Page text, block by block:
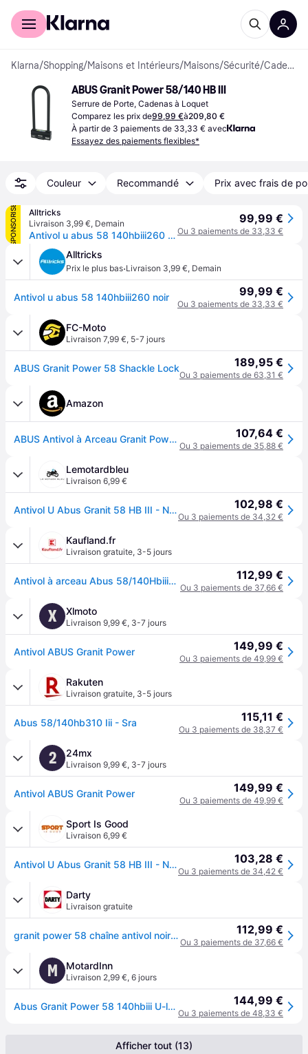
Acheter avec Klarna
Klarna/Shopping/Maisons et Intérieurs/Maisons/Sécurité/ Cadenas
ABUS Granit Power 58/140 HB III
Serrure de Porte, Cadenas à Loquet
Comparez les prix de99,99 €à209,80 €
À partir de 3 paiements de 33,33 € avec
Essayez des paiements flexibles*
Couleur Recommandé Prix avec frais de
SPONSORISÉ
Alltricks
Livraison 3,99 €, Demain
Antivol u abus 58 140hbiii260 noir
99,99 €
Ou 3 paiements de 33,33 €
Alltricks
Prix le plus bas·Livraison 3,99 €, Demain
Antivol u abus 58 140hbiii260 noir 99,99 €
Ou 3 paiements de 33,33 €
FC-Moto
Livraison 7,99 €, 5-7 jours
ABUS Granit Power 58 Shackle Lock 189,95 €
Ou 3 paiements de 63,31 €
Amazon
ABUS Antivol à Arceau Granit Power 58/140HBIII - antivol Moto Puissant à Double Verrouillage - Niveau de sécurité 18 107,64 €
Ou 3 paiements de 35,88 €
Lemotardbleu
Livraison 6,99 €
Antivol U Abus Granit 58 HB III - Noir 102,98 €
Ou 3 paiements de 34,32 €
Kaufland.fr
Livraison gratuite, 3-5 jours
Antivol à arceau Abus 58/140Hbiii260 112,99 €
Ou 3 paiements de 37,66 €
X Xlmoto
Livraison 9,99 €, 3-7 jours
Antivol ABUS Granit Power 149,99 €
Ou 3 paiements de 49,99 €
Rakuten
Livraison gratuite, 3-5 jours
Abus 58/140hb310 Iii - Sra 115,11 €
Ou 3 paiements de 38,37 €
2 24mx
Livraison 9,99 €, 3-7 jours
Antivol ABUS Granit Power 149,99 €
Ou 3 paiements de 49,99 €
Sport Is Good
Livraison 6,99 €
Antivol U Abus Granit 58 HB III - Noir 103,28 €
Ou 3 paiements de 34,42 €
Darty
Livraison gratuite
granit power 58 chaîne antivol noir 26 cm 112,99 €
Ou 3 paiements de 37,66 €
M MotardInn
Livraison 2,99 €, 6 jours
Abus Granit Power 58 140hbiii U-lock Noir 31 cm 144,99 €
Ou 3 paiements de 48,33 €
Afficher tout (13)